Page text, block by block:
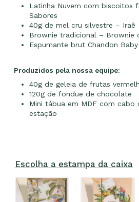
Latinha Nuvem com biscoitos
Sabores
40g de mel cru silvestre – Iraê
Brownie tradicional – Brownie
Espumante brut Chandon
Produzidos pela nossa equipe:
40g de geleia de frutas
120g de fondue de chocolate
Mini tábua em MDF com cabo
estação
Escolha a estampa da caixa